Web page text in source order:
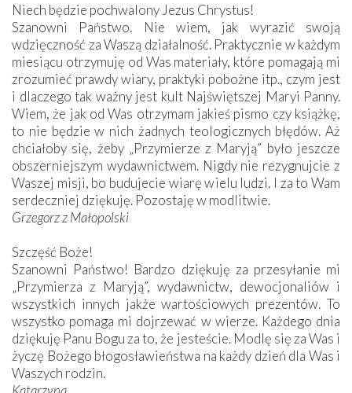
Niech będzie pochwalony Jezus Chrystus!
Szanowni Państwo. Nie wiem, jak wyrazić swoją
wdzięczność za Waszą działalność. Praktycznie w każdym
miesiącu otrzymuję od Was materiały, które pomagają mi
zrozumieć prawdy wiary, praktyki pobożne itp., czym jest
i dlaczego tak ważny jest kult Najświętszej Maryi Panny.
Wiem, że jak od Was otrzymam jakieś pismo czy książkę,
to nie będzie w nich żadnych teologicznych błędów. Aż
chciałoby się, żeby „Przymierze z Maryją” było jeszcze
obszerniejszym wydawnictwem. Nigdy nie rezygnujcie z
Waszej misji, bo budujecie wiarę wielu ludzi. I za to Wam
serdeczniej dziękuję. Pozostaję w modlitwie.
Grzegorz z Małopolski
Szczęść Boże!
Szanowni Państwo! Bardzo dziękuję za przesyłanie mi
„Przymierza z Maryją”, wydawnictw, dewocjonaliów i
wszystkich innych jakże wartościowych prezentów. To
wszystko pomaga mi dojrzewać w wierze. Każdego dnia
dziękuję Panu Bogu za to, że jesteście. Modlę się za Was i
życzę Bożego błogosławieństwa na każdy dzień dla Was i
Waszych ­rodzin.